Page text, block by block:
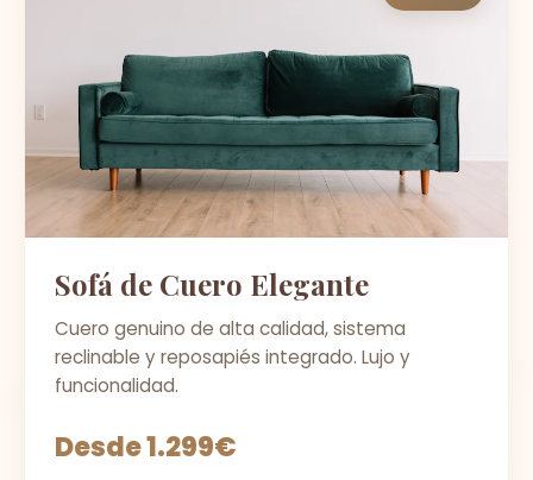
Sofá de Cuero Elegante
Cuero genuino de alta calidad, sistema
reclinable y reposapiés integrado. Lujo y
funcionalidad.
Desde 1.299€